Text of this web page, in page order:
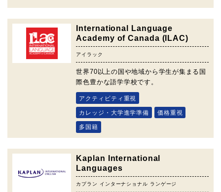
International Language
Academy of Canada (ILAC)
アイラック
世界70以上の国や地域から学生が集まる国
際色豊かな語学学校です。
アクティビティ重視
カレッジ・大学進学準備 価格重視
多国籍
Kaplan International
Languages
カプラン インターナショナル ランゲージ